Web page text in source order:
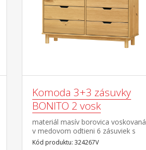
Komoda 3+3 zásuvky
BONITO 2 vosk
materiál masív borovica voskovaná
v medovom odtieni 6 zásuviek s
kovovými pojazdmi
Kód produktu: 324267V